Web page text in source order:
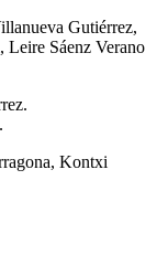
Gutiérrez,
Sáenz Verano
Kontxi